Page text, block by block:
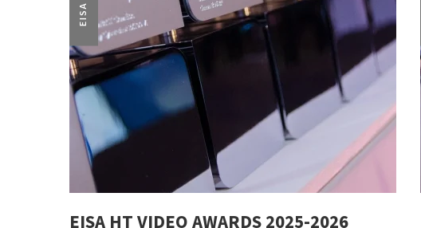
EISA
EISA HT VIDEO AWARDS 2025-2026